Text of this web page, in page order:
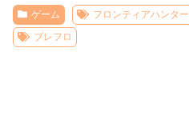
ゲーム フロンティアハンター
ブレフロ